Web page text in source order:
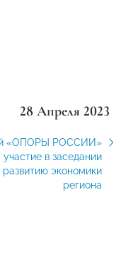
28 Апреля 2023
«ОПОРЫ РОССИИ»
в заседании
экономики
региона